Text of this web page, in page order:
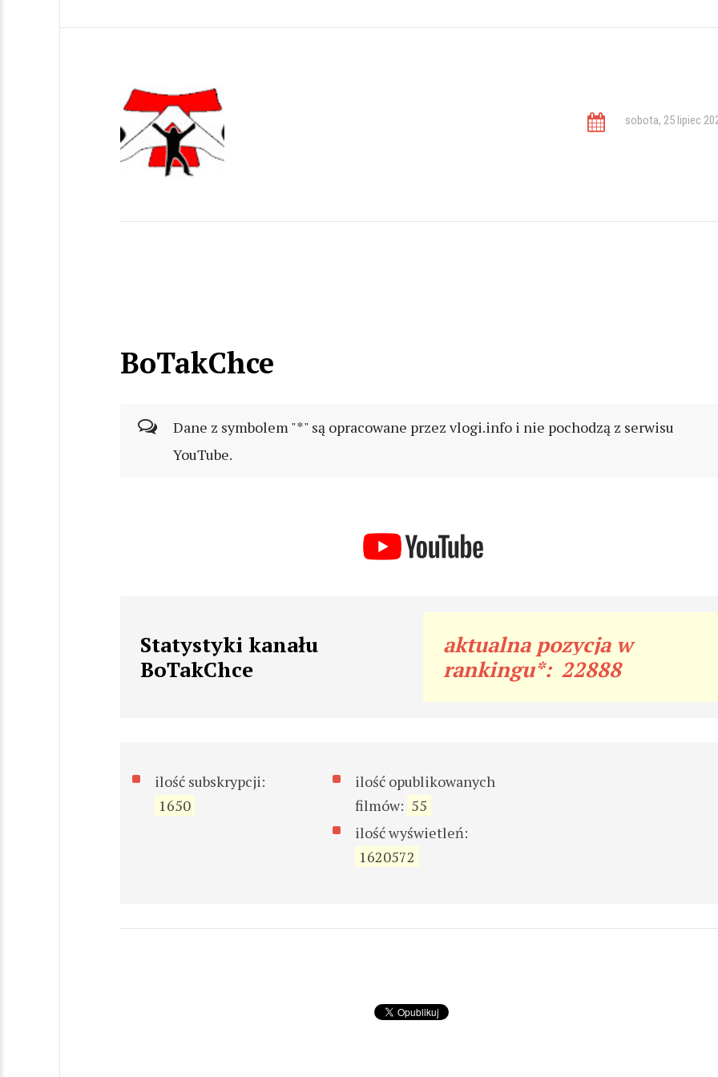
sobota, 25 lipiec
BoTakChce
Dane z symbolem "*" są opracowane przez vlogi.info i nie pochodzą z serwisu
YouTube.
Statystyki kanału
BoTakChce
aktualna pozycja w
rankingu*: 22888
ilość subskrypcji:
1650
ilość opublikowanych
filmów: 55
ilość wyświetleń:
1620572